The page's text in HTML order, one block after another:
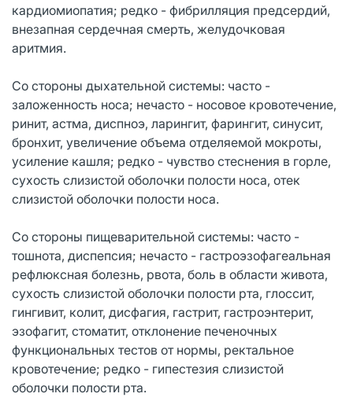
кардиомиопатия; редко - фибрилляция предсердий,
внезапная сердечная смерть, желудочковая
аритмия.
Со стороны дыхательной системы: часто -
заложенность носа; нечасто - носовое кровотечение,
ринит, астма, диспноэ, ларингит, фарингит, синусит,
бронхит, увеличение объема отделяемой мокроты,
усиление кашля; редко - чувство стеснения в горле,
сухость слизистой оболочки полости носа, отек
слизистой оболочки полости носа.
Со стороны пищеварительной системы: часто -
тошнота, диспепсия; нечасто - гастроэзофагеальная
рефлюксная болезнь, рвота, боль в области живота,
сухость слизистой оболочки полости рта, глоссит,
гингивит, колит, дисфагия, гастрит, гастроэнтерит,
эзофагит, стоматит, отклонение печеночных
функциональных тестов от нормы, ректальное
кровотечение; редко - гипестезия слизистой
оболочки полости рта.